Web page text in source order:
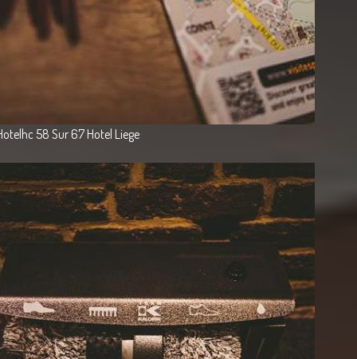
58 Sur 67 Hotel Liege